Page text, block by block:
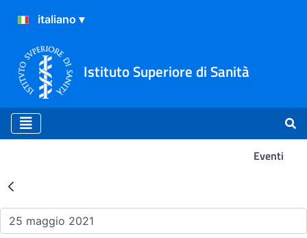
Istituto Superiore di Sanità
Eventi
Risultati della Ricerca -